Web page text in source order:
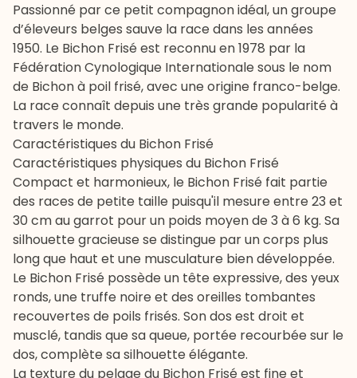
Passionné par ce petit compagnon idéal, un groupe
d’éleveurs belges sauve la race dans les années
1950. Le Bichon Frisé est reconnu en 1978 par la
Fédération Cynologique Internationale sous le nom
de Bichon à poil frisé, avec une origine franco-belge.
La race connaît depuis une très grande popularité à
travers le monde.
Caractéristiques du Bichon Frisé
Caractéristiques physiques du Bichon Frisé
Compact et harmonieux, le Bichon Frisé fait partie
des races de petite taille puisqu'il mesure entre 23 et
30 cm au garrot pour un poids moyen de 3 à 6 kg. Sa
silhouette gracieuse se distingue par un corps plus
long que haut et une musculature bien développée.
Le Bichon Frisé possède un tête expressive, des yeux
ronds, une truffe noire et des oreilles tombantes
recouvertes de poils frisés. Son dos est droit et
musclé, tandis que sa queue, portée recourbée sur le
dos, complète sa silhouette élégante.
La texture du pelage du Bichon Frisé est fine et